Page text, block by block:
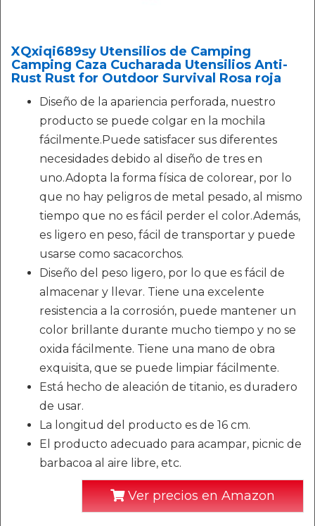
XQxiqi689sy Utensilios de Camping
Camping Caza Cucharada Utensilios Anti-
Rust Rust for Outdoor Survival Rosa roja
Diseño de la apariencia perforada, nuestro
producto se puede colgar en la mochila
fácilmente.Puede satisfacer sus diferentes
necesidades debido al diseño de tres en
uno.Adopta la forma física de colorear, por lo
que no hay peligros de metal pesado, al mismo
tiempo que no es fácil perder el color.Además,
es ligero en peso, fácil de transportar y puede
usarse como sacacorchos.
Diseño del peso ligero, por lo que es fácil de
almacenar y llevar. Tiene una excelente
resistencia a la corrosión, puede mantener un
color brillante durante mucho tiempo y no se
oxida fácilmente. Tiene una mano de obra
exquisita, que se puede limpiar fácilmente.
Está hecho de aleación de titanio, es duradero
de usar.
La longitud del producto es de 16 cm.
El producto adecuado para acampar, picnic de
barbacoa al aire libre, etc.
Ver precios en Amazon